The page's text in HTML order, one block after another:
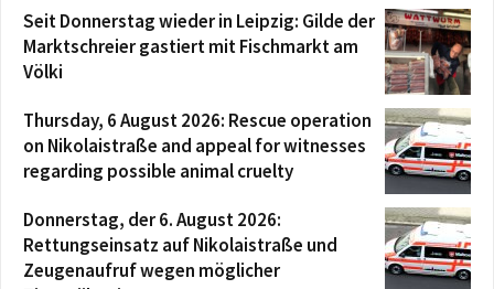
Seit Donnerstag wieder in Leipzig: Gilde der
Marktschreier gastiert mit Fischmarkt am
Völki
Thursday, 6 August 2026: Rescue operation
on Nikolaistraße and appeal for witnesses
regarding possible animal cruelty
Donnerstag, der 6. August 2026:
Rettungseinsatz auf Nikolaistraße und
Zeugenaufruf wegen möglicher